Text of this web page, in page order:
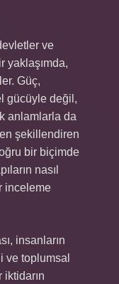
ve
yaklaşımda,
Güç,
gücüyle değil,
anlamlarla da
şekillendiren
bir biçimde
nasıl
inceleme
insanların
ve toplumsal
iktidarın